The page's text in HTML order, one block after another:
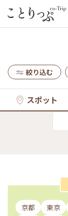
絞り込む
スポット
京都 東京